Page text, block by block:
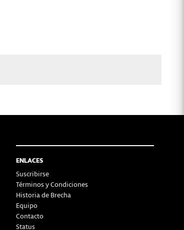
ENLACES
Suscribirse
Términos y Condiciones
Historia de Brecha
Equipo
Contacto
Status